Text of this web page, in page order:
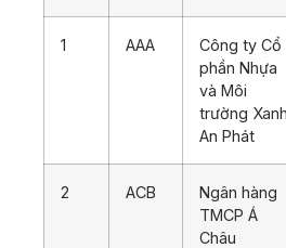
1 AAA
Công ty Cổ
phần Nhựa
và Môi
trường Xanh
An Phát
2 ACB
Ngân hàng
TMCP Á
Châu